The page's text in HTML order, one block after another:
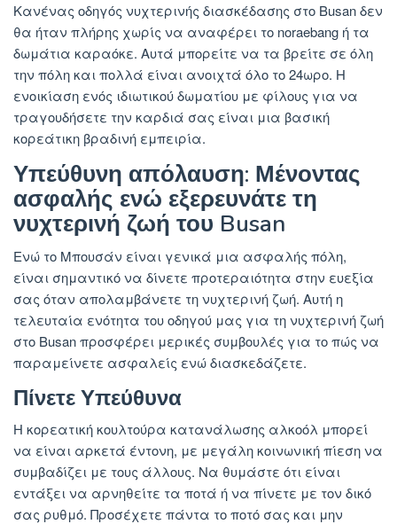
Κανένας οδηγός νυχτερινής διασκέδασης στο Busan δεν
θα ήταν πλήρης χωρίς να αναφέρει το noraebang ή τα
δωμάτια καραόκε. Αυτά μπορείτε να τα βρείτε σε όλη
την πόλη και πολλά είναι ανοιχτά όλο το 24ωρο. Η
ενοικίαση ενός ιδιωτικού δωματίου με φίλους για να
τραγουδήσετε την καρδιά σας είναι μια βασική
κορεάτικη βραδινή εμπειρία.
Υπεύθυνη απόλαυση: Μένοντας
ασφαλής ενώ εξερευνάτε τη
νυχτερινή ζωή του Busan
Ενώ το Μπουσάν είναι γενικά μια ασφαλής πόλη,
είναι σημαντικό να δίνετε προτεραιότητα στην ευεξία
σας όταν απολαμβάνετε τη νυχτερινή ζωή. Αυτή η
τελευταία ενότητα του οδηγού μας για τη νυχτερινή ζωή
στο Busan προσφέρει μερικές συμβουλές για το πώς να
παραμείνετε ασφαλείς ενώ διασκεδάζετε.
Πίνετε Υπεύθυνα
Η κορεατική κουλτούρα κατανάλωσης αλκοόλ μπορεί
να είναι αρκετά έντονη, με μεγάλη κοινωνική πίεση να
συμβαδίζει με τους άλλους. Να θυμάστε ότι είναι
εντάξει να αρνηθείτε τα ποτά ή να πίνετε με τον δικό
σας ρυθμό. Προσέχετε πάντα το ποτό σας και μην